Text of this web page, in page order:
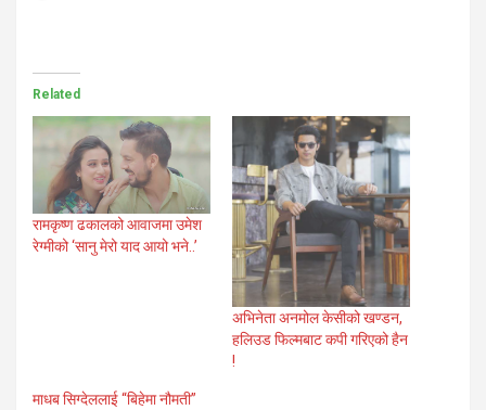
Related
रामकृष्ण ढकालको आवाजमा उमेश
रेग्मीको ‘सानु मेरो याद आयो भने..’
अभिनेता अनमोल केसीको खण्डन,
हलिउड फिल्मबाट कपी गरिएको हैन
!
माधब सिग्देललाई “बिहेमा नौमती”